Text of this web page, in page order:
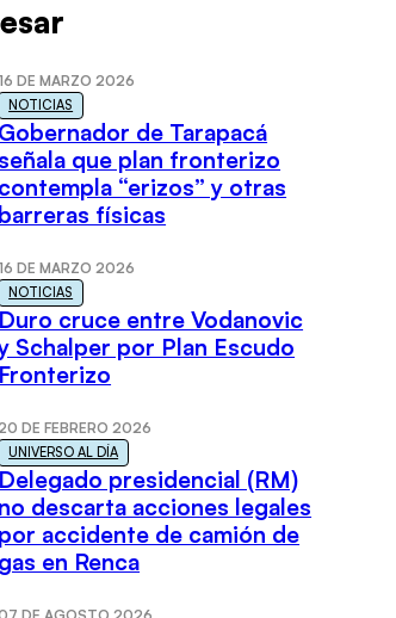
DE MARZO 2026
NOTICIAS
Gobernador de Tarapacá
señala que plan fronterizo
contempla “erizos” y otras
barreras físicas
DE MARZO 2026
NOTICIAS
Duro cruce entre Vodanovic
Schalper por Plan Escudo
Fronterizo
DE FEBRERO 2026
UNIVERSO AL DÍA
Delegado presidencial (RM)
no descarta acciones legales
por accidente de camión de
gas en Renca